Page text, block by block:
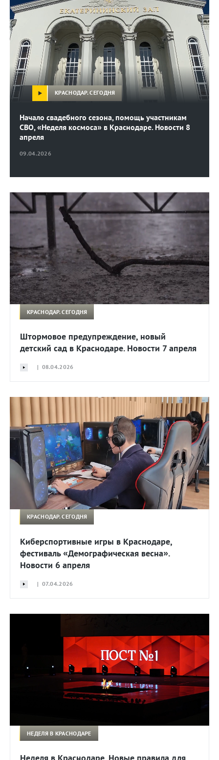
09.04.2026
Начало свадебного сезона, помощь участникам
СВО, «Неделя космоса» в Краснодаре. Новости 8
апреля
КРАСНОДАР. СЕГОДНЯ
КРАСНОДАР. СЕГОДНЯ
Штормовое предупреждение, новый
детский сад в Краснодаре. Новости 7 апреля
| 08.04.2026
КРАСНОДАР. СЕГОДНЯ
Киберспортивные игры в Краснодаре,
фестиваль «Демографическая весна».
Новости 6 апреля
| 07.04.2026
НЕДЕЛЯ В КРАСНОДАРЕ